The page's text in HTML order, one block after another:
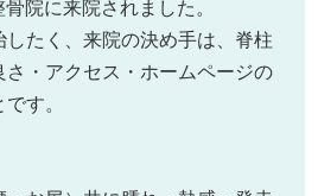
院に来院されました。
たく、来院の決め手は、脊柱
・アクセス・ホームページの
す。